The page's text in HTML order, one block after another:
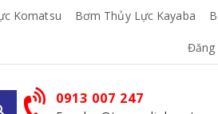
Komatsu Bơm Thủy Lực Kayaba
Đăng
0913 007 247